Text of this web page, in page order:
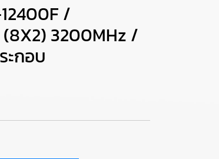
/
(8X2) 3200MHz /
ะกอบ